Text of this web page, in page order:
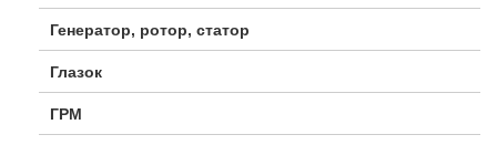
Генератор, ротор, статор
Глазок
ГРМ